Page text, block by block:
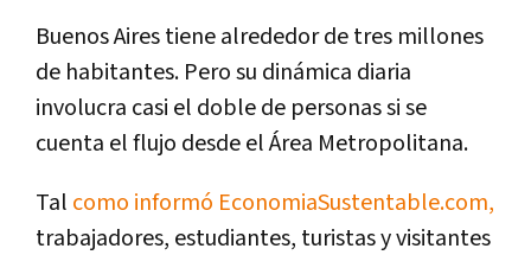
Buenos Aires tiene alrededor de tres millones
de habitantes. Pero su dinámica diaria
involucra casi el doble de personas si se
cuenta el flujo desde el Área Metropolitana.
Tal como informó EconomiaSustentable.com,
trabajadores, estudiantes, turistas y visitantes